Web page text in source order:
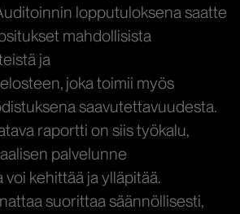
lopputuloksena saatte
mahdollisista
ja
joka toimii myös
saavutettavuudesta.
raportti on siis työkalu,
palvelunne
kehittää ja ylläpitää.
suorittaa säännöllisesti,